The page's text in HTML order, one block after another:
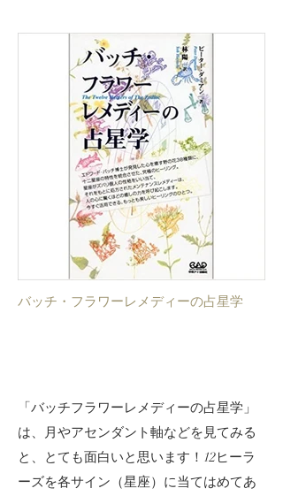
バッチ・フラワーレメディーの占星学
​「バッチフラワーレメディーの占星学」
は、月やアセンダント軸などを見てみる
と、とても面白いと思います！12ヒーラ
ーズを各サイン（星座）に当てはめてあ